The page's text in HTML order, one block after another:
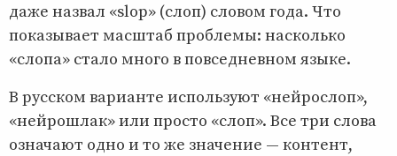
даже назвал «slop» (слоп) словом года. Что
показывает масштаб проблемы: насколько
«слопа» стало много в повседневном языке.
В русском варианте используют «нейрослоп»,
«нейрошлак» или просто «слоп». Все три слова
означают одно и то же значение — контент,